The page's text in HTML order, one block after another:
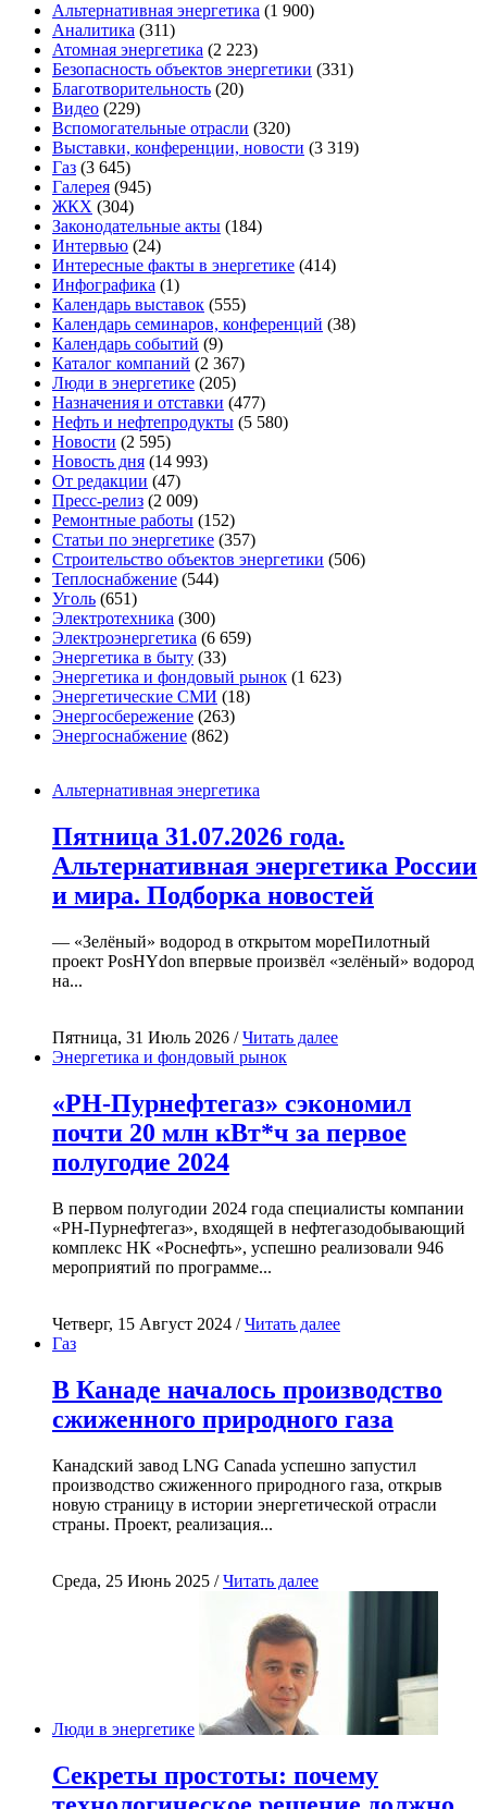
Альтернативная энергетика (1 900)
Аналитика (311)
Атомная энергетика (2 223)
Безопасность объектов энергетики (331)
Благотворительность (20)
Видео (229)
Вспомогательные отрасли (320)
Выставки, конференции, новости (3 319)
Газ (3 645)
Галерея (945)
ЖКХ (304)
Законодательные акты (184)
Интервью (24)
Интересные факты в энергетике (414)
Инфографика (1)
Календарь выставок (555)
Календарь семинаров, конференций (38)
Календарь событий (9)
Каталог компаний (2 367)
Люди в энергетике (205)
Назначения и отставки (477)
Нефть и нефтепродукты (5 580)
Новости (2 595)
Новость дня (14 993)
От редакции (47)
Пресс-релиз (2 009)
Ремонтные работы (152)
Статьи по энергетике (357)
Строительство объектов энергетики (506)
Теплоснабжение (544)
Уголь (651)
Электротехника (300)
Электроэнергетика (6 659)
Энергетика в быту (33)
Энергетика и фондовый рынок (1 623)
Энергетические СМИ (18)
Энергосбережение (263)
Энергоснабжение (862)
Альтернативная энергетика
Пятница 31.07.2026 года.
Альтернативная энергетика России
и мира. Подборка новостей
— «Зелёный» водород в открытом мореПилотный
проект PosHYdon впервые произвёл «зелёный» водород
на...
Пятница, 31 Июль 2026 /Читать далее
Энергетика и фондовый рынок
«РН-Пурнефтегаз» сэкономил
почти 20 млн кВт*ч за первое
полугодие 2024
В первом полугодии 2024 года специалисты компании
«РН-Пурнефтегаз», входящей в нефтегазодобывающий
комплекс НК «Роснефть», успешно реализовали 946
мероприятий по программе...
Четверг, 15 Август 2024 /Читать далее
Газ
В Канаде началось производство
сжиженного природного газа
Канадский завод LNG Canada успешно запустил
производство сжиженного природного газа, открыв
новую страницу в истории энергетической отрасли
страны. Проект, реализация...
Среда, 25 Июнь 2025 /Читать далее
Люди в энергетике
Секреты простоты: почему